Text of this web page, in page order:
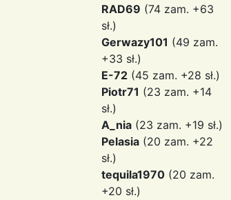
RAD69 (74 zam. +63
sł.)
Gerwazy101 (49 zam.
+33 sł.)
E-72 (45 zam. +28 sł.)
Piotr71 (23 zam. +14
sł.)
A_nia (23 zam. +19 sł.)
Pelasia (20 zam. +22
sł.)
tequila1970 (20 zam.
+20 sł.)